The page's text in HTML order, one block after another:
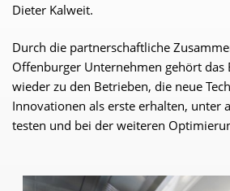
Dieter Kalweit.
Durch die partnerschaftliche
Offenburger Unternehmen gehört das
wieder zu den Betrieben, die neue
Innovationen als erste erhalten, unter
testen und bei der weiteren